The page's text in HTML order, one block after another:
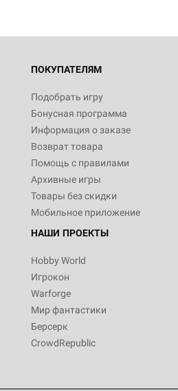
ПОКУПАТЕЛЯМ
Подобрать игру
Бонусная программа
Информация о заказе
Возврат товара
Помощь с правилами
Архивные игры
Товары без скидки
Мобильное приложение
НАШИ ПРОЕКТЫ
Hobby World
Игрокон
Warforge
Мир фантастики
Берсерк
CrowdRepublic